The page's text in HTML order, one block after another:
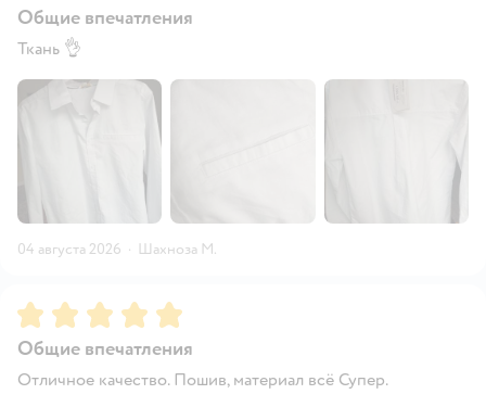
Общие впечатления
Ткань 👌
04 августа 2026 · Шахноза М.
Рейтинг:5
Общие впечатления
Отличное качество. Пошив, материал всё Супер.